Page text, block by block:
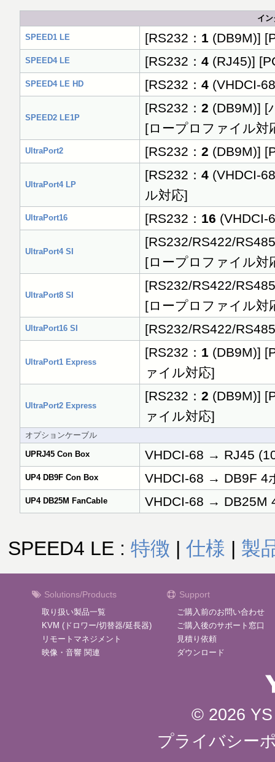
イ
SPEED1 LE [RS232： 1 (DB9M)]
SPEED4 LE [RS232： 4 (RJ45)]
SPEED4 LE HD [RS232： 4 (VHDCI-
SPEED2 LE1P
[RS232： 2 (DB9M)] [
[ロープロファイル対
UltraPort2 [RS232： 2 (DB9M)]
UltraPort4 LP
[RS232： 4 (VHDCI-
ル対応]
UltraPort16 [RS232： 16 (VHDCI-
UltraPort4 SI
[RS232/RS422/
[ロープロファイル対
UltraPort8 SI
[RS232/RS422/
[ロープロファイル対
UltraPort16 SI [RS232/RS422/
UltraPort1 Express
[RS232： 1 (DB9M)]
ァイル対応]
UltraPort2 Express
[RS232： 2 (DB9M)]
ァイル対応]
オプションケーブル
UPRJ45 Con Box VHDCI-68 → RJ45
UP4 DB9F Con Box VHDCI-68 → DB9F 4
UP4 DB25M FanCable VHDCI-68 → DB25M
SPEED4 LE : 特徴 | 仕様 | 製
Solutions/Products
取り扱い製品一覧
KVM (ドロワー/切替器/延長器)
リモートマネジメント
映像・音響 関連
Support
ご購入前のお問い合わせ
ご購入後のサポート窓口
見積り依頼
ダウンロード
© 2026
プライバシー